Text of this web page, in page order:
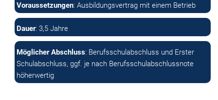
Voraussetzungen: Ausbildungsvertrag mit einem Betrieb
Dauer: 3,5 Jahre
Möglicher Abschluss: Berufsschulabschluss und Erster
Schulabschluss, ggf. je nach Berufsschulabschlussnote
höherwertig